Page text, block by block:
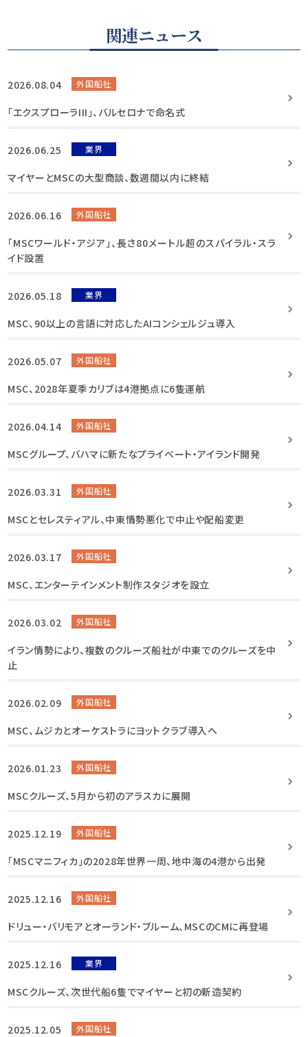
関連ニュース
2026.08.04 外国船社
「エクスプローラIII」、バルセロナで命名式
2026.06.25 業界
マイヤーとMSCの大型商談、数週間以内に終結
2026.06.16 外国船社
「MSCワールド・アジア」、長さ80メートル超のスパイラル・スラ
イド設置
2026.05.18 業界
MSC、90以上の言語に対応したAIコンシェルジュ導入
2026.05.07 外国船社
MSC、2028年夏季カリブは4港拠点に6隻運航
2026.04.14 外国船社
MSCグループ、バハマに新たなプライベート・アイランド開発
2026.03.31 外国船社
MSCとセレスティアル、中東情勢悪化で中止や配船変更
2026.03.17 外国船社
MSC、エンターテインメント制作スタジオを設立
2026.03.02 外国船社
イラン情勢により、複数のクルーズ船社が中東でのクルーズを中
止
2026.02.09 外国船社
MSC、ムジカとオーケストラにヨットクラブ導入へ
2026.01.23 外国船社
MSCクルーズ、5月から初のアラスカに展開
2025.12.19 外国船社
「MSCマニフィカ」の2028年世界一周、地中海の4港から出発
2025.12.16 外国船社
ドリュー・バリモアとオーランド・ブルーム、MSCのCMに再登場
2025.12.16 業界
MSCクルーズ、次世代船6隻でマイヤーと初の新造契約
2025.12.05 外国船社